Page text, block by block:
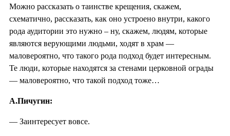
Можно рассказать о таинстве крещения, скажем,
схематично, рассказать, как оно устроено внутри, какого
рода аудитории это нужно – ну, скажем, людям, которые
являются верующими людьми, ходят в храм —
маловероятно, что такого рода подход будет интересным.
Те люди, которые находятся за стенами церковной ограды
— маловероятно, что такой подход тоже…
А.Пичугин:
— Заинтересует вовсе.